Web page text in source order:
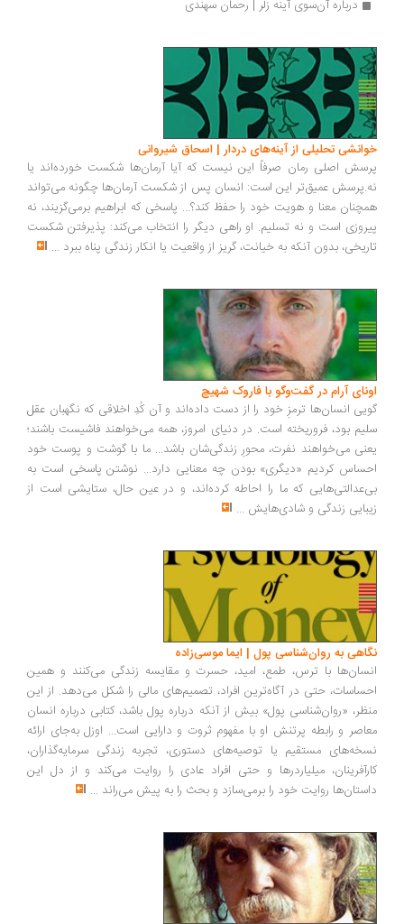
درباره‌ آن‌سوی آینه زلر | رحمان سهندی
تحلیلی از آینه‌های دردار | اسحاق شیروانی
اصلی رمان صرفاً این نیست که آیا آرمان‌ها شکست خورده‌اند یا
عمیق‌تر این است: انسان پس از شکست آرمان‌ها چگونه می‌تواند
معنا و هویت خود را حفظ کند؟... پاسخی که ابراهیم برمی‌گزیند، نه
است و نه تسلیم. او راهی دیگر را انتخاب می‌کند: پذیرفتن شکست
بدون آنکه به خیانت، گریز از واقعیت یا انکار زندگی پناه ببرد...
آرام در گفت‌وگو با فاروک شهیچ‭
انسان‌ها ترمزِ خود را از دست داده‌اند و آن کُدِ اخلاقی که نگهبان عقل
بود، فروریخته است. در دنیای امروز، همه می‌خواهند فاشیست باشند؛
می‌خواهند نفرت، محورِ زندگی‌شان باشد... ما با گوشت و پوست خود
کردیم «دیگری» بودن چه معنایی دارد... نوشتن پاسخی است به
که ما را احاطه کرده‌اند، و در عین حال، ستایشی است از
زندگی و شادی‌هایش...
به روان‌شناسی پول | ایما موسی‌زاده
با ترس، طمع، امید، حسرت و مقایسه زندگی می‌کنند و همین
حتی در آگاه‌ترین افراد، تصمیم‌های مالی را شکل می‌دهد. از این
«روان‌شناسی پول» بیش از آنکه درباره پول باشد، کتابی درباره انسان
و رابطه پرتنش او با مفهوم ثروت و دارایی است... اوزل به‌جای ارائه
مستقیم یا توصیه‌های دستوری، تجربه زندگی سرمایه‌گذاران،
میلیاردرها و حتی افراد عادی را روایت می‌کند و از دل این
روایت خود را برمی‌سازد و بحث را به پیش می‌راند ...